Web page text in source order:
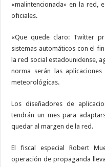
«malintencionada» en la red,
oficiales.
«Que quede claro: Twitter
sistemas automáticos con el
la red social estadounidense,
norma serán las
meteorológicas.
Los diseñadores de
tendrán un mes para
quedar al margen de la red.
El fiscal especial Robert
operación de propaganda